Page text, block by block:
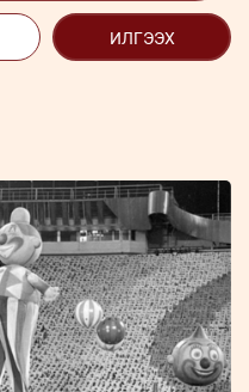
ИЛГЭЭХ